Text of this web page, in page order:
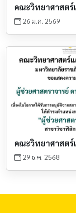
คณะวิทยาศาสตร์
26 ม.ค. 2569
คณะวิทยาศาสตร์
29 ธ.ค. 2568